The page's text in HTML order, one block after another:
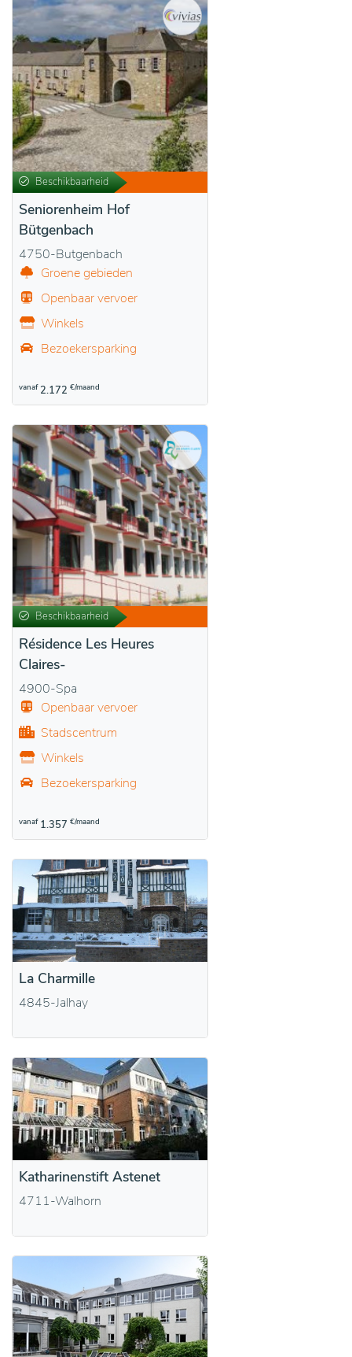
Beschikbaarheid
Seniorenheim Hof
Bütgenbach
4750-Butgenbach
Groene gebieden
Openbaar vervoer
Winkels
Bezoekersparking
vanaf 2.172 €/maand
Beschikbaarheid
Résidence Les Heures
Claires-
4900-Spa
Openbaar vervoer
Stadscentrum
Winkels
Bezoekersparking
vanaf 1.357 €/maand
La Charmille
4845-Jalhay
Katharinenstift Astenet
4711-Walhorn